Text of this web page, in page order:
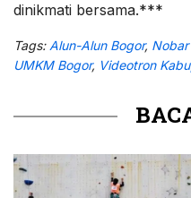
dinikmati bersama.***
Tags: Alun-Alun Bogor, Nobar
UMKM Bogor, Videotron